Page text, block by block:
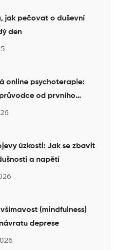
jak pečovat o duševní
den
online psychoterapie:
od prvního
závěr
úzkosti: Jak se zbavit
a napětí
všímavost (mindfulness)
deprese